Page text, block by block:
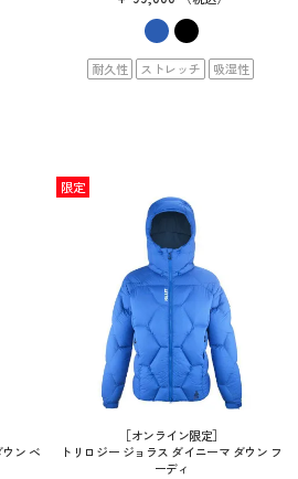
耐久性 ストレッチ 吸湿性
ン ベ
［オンライン限定］
トリロジー ジョラス ダイニーマ ダウン フ
ーディ
限定